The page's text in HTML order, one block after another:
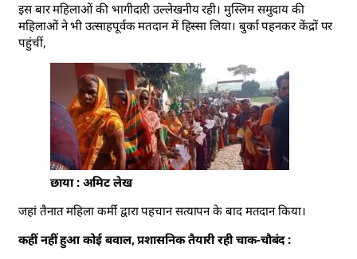
इस बार महिलाओं की भागीदारी उल्लेखनीय रही। मुस्लिम समुदाय की
महिलाओं ने भी उत्साहपूर्वक मतदान में हिस्सा लिया। बुर्का पहनकर केंद्रों पर
पहुंचीं,
छाया : अमिट लेख
जहां तैनात महिला कर्मी द्वारा पहचान सत्यापन के बाद मतदान किया।
कहीं नहीं हुआ कोई बवाल, प्रशासनिक तैयारी रही चाक-चौबंद :